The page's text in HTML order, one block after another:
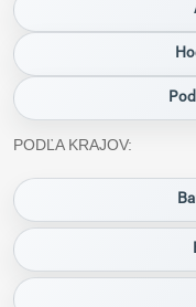
PODĽA KRAJOV: